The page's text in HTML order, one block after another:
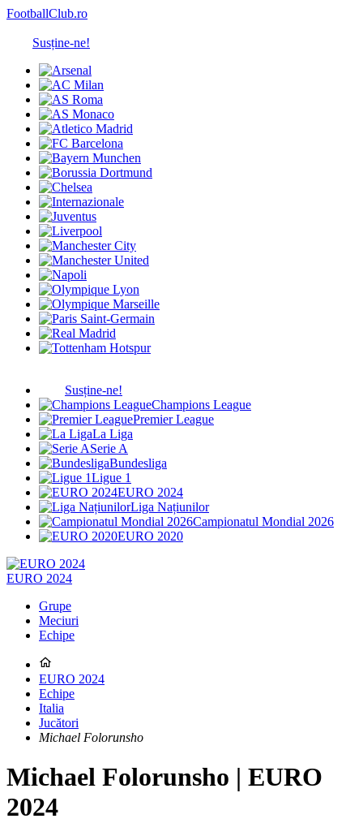
FootballClub.ro
Susține-ne!
Susține-ne!
Champions League
Premier League
La Liga
Serie A
Bundesliga
Ligue 1
EURO 2024
Liga Națiunilor
Campionatul Mondial 2026
EURO 2020
EURO 2024
Grupe
Meciuri
Echipe
EURO 2024
Echipe
Italia
Jucători
Michael Folorunsho
Michael Folorunsho | EURO
2024